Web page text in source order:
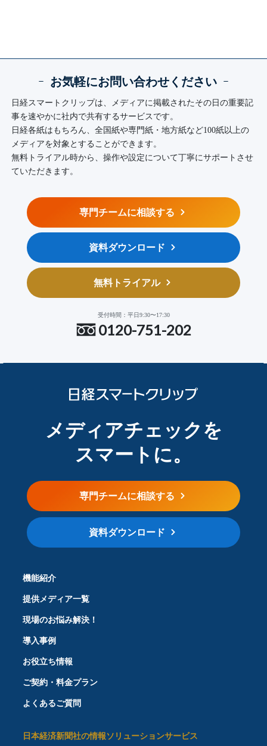
ｰ お気軽にお問い合わせください ｰ
日経スマートクリップは、メディアに掲載されたその日の重要記
事を速やかに社内で共有するサービスです。
日経各紙はもちろん、全国紙や専門紙・地方紙など100紙以上の
メディアを対象とすることができます。
無料トライアル時から、操作や設定について丁寧にサポートさせ
ていただきます。
専門チームに相談する
資料ダウンロード
無料トライアル
受付時間：平日9:30〜17:30
0120-751-202
メディアチェックを
スマートに。
専門チームに相談する
資料ダウンロード
機能紹介
提供メディア一覧
現場のお悩み解決！
導入事例
お役立ち情報
ご契約・料金プラン
よくあるご質問
日本経済新聞社の情報ソリューションサービス